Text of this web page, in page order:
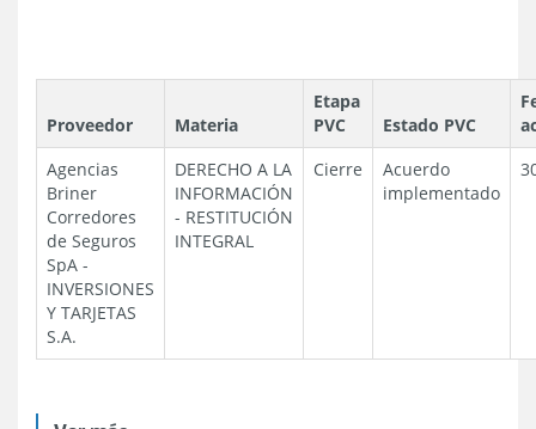
Proveedor Materia
Etapa
PVC
Estado PVC
Agencias
Briner
Corredores
de Seguros
SpA -
INVERSIONES
Y TARJETAS
S.A.
DERECHO A LA
INFORMACIÓN
- RESTITUCIÓN
INTEGRAL
Cierre
Acuerdo
implementado